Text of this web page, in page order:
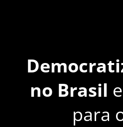
no Brasil
para